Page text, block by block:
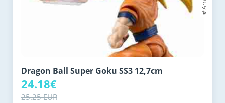
Dragon Ball Super Goku SS3 12,7cm
24.18€
25.25 EUR